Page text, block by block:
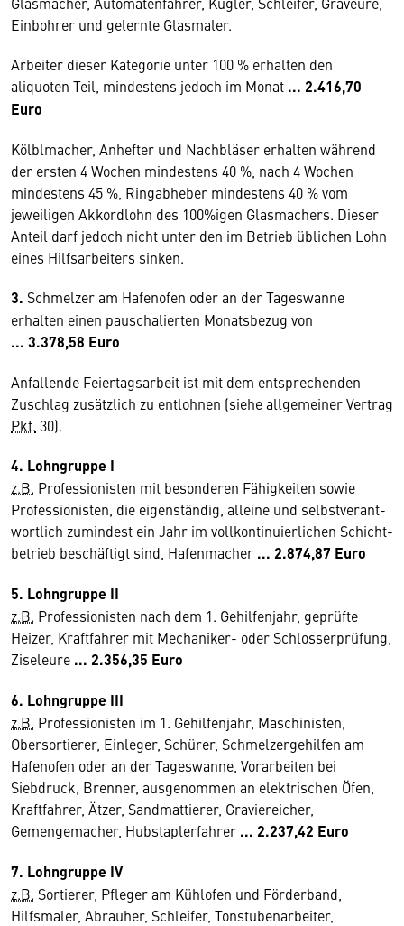
Einbohrer und gelernte Glasmaler.
Arbeiter dieser Kategorie unter 100 % erhalten den
aliquoten Teil, mindestens jedoch im Monat ... 2.416,70
Euro
Kölblmacher, Anhefter und Nachbläser erhalten während
der ersten 4 Wochen mindestens 40 %, nach 4 Wochen
mindestens 45 %, Ringabheber mindestens 40 % vom
jeweiligen Akkordlohn des 100%igen Glasmachers. Dieser
Anteil darf jedoch nicht unter den im Betrieb üblichen Lohn
eines Hilfsarbeiters sinken.
3. Schmelzer am Hafenofen oder an der Tageswanne
erhalten einen pauschalierten Monatsbezug von
... 3.378,58 Euro
Anfallende Feiertagsarbeit ist mit dem entsprechenden
Zuschlag zusätzlich zu entlohnen (siehe allgemeiner Vertrag
Pkt. 30).
4. Lohngruppe I
z.B. Professionisten mit besonderen Fähigkeiten sowie
Professionisten, die eigenständig, alleine und selbstverant­
wortlich zumindest ein Jahr im vollkontinuierlichen Schicht­
betrieb beschäftigt sind, Hafenmacher ... 2.874,87 Euro
5. Lohngruppe II
z.B. Professionisten nach dem 1. Gehilfenjahr, geprüfte
Heizer, Kraftfahrer mit Mechaniker- oder Schlosserprüfung,
Ziseleure ... 2.356,35 Euro
6. Lohngruppe III
z.B. Professionisten im 1. Gehilfenjahr, Maschinisten,
Obersortierer, Einleger, Schürer, Schmelzergehilfen am
Hafenofen oder an der Tageswanne, Vorarbeiten bei
Siebdruck, Brenner, ausgenommen an elektrischen Öfen,
Kraftfahrer, Ätzer, Sandmattierer, Graviereicher,
Gemengemacher, Hubstaplerfahrer ... 2.237,42 Euro
7. Lohngruppe IV
z.B. Sortierer, Pfleger am Kühlofen und Förderband,
Hilfsmaler, Abrauher, Schleifer, Tonstubenarbeiter,